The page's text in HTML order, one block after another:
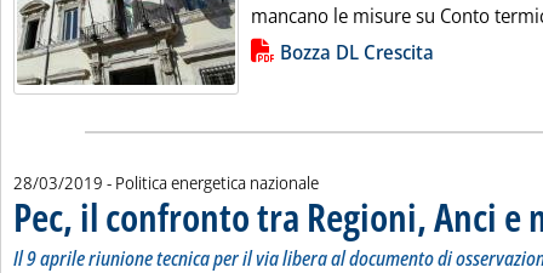
mancano le misure su Conto
Lista allegati PDF alla notiziaBozza DL Crescita
28/03/2019 - Politica energetica nazionale
Pec, il confronto tra Regioni, Anci e
Il 9 aprile riunione tecnica per il via libera al documento di